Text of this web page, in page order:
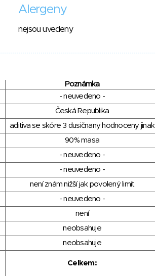
Alergeny
nejsou uvedeny
Poznámka
- neuvedeno -
Česká Republika
aditiva se skóre 3 dusičnany hodnoceny jinak
90% masa
- neuvedeno -
- neuvedeno -
není znám nižší jak povolený limit
- neuvedeno -
není
neobsahuje
neobsahuje
Celkem: